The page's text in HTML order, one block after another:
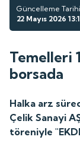
Güncelleme
22 Mayıs 2026
Temelleri
borsada
Halka arz
Çelik Sanayi
töreniyle